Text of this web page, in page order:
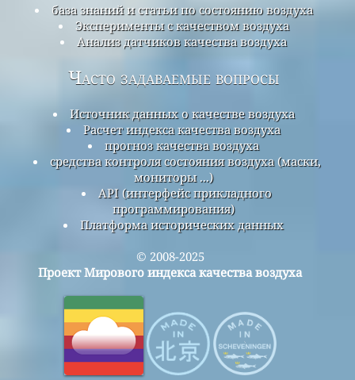
база знаний и статьи по состоянию воздуха
Эксперименты с качеством воздуха
Анализ датчиков качества воздуха
Часто задаваемые вопросы
Источник данных о качестве воздуха
Расчет индекса качества воздуха
прогноз качества воздуха
средства контроля состояния воздуха (маски,
мониторы ...)
API (интерфейс прикладного
программирования)
Платформа исторических данных
© 2008-2025
Проект Мирового индекса качества воздуха